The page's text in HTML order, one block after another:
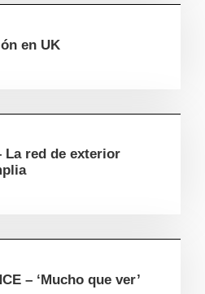
en UK
La red de exterior
– ‘Mucho que ver’